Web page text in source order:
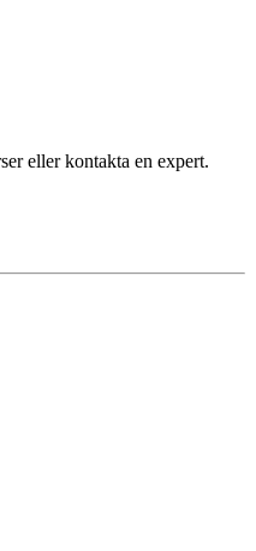
eller kontakta en expert.